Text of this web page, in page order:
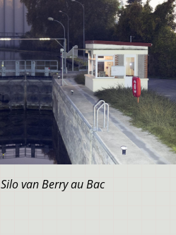
Silo van Berry au Bac